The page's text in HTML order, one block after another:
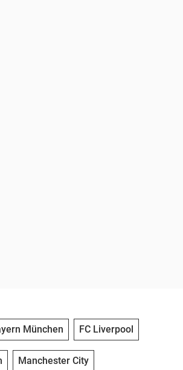
München FC Liverpool
Manchester City